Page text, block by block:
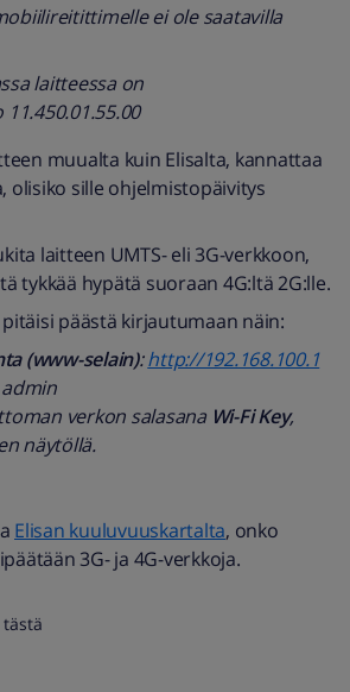
ei ole saatavilla
laitteessa on
muualta kuin Elisalta, kannattaa
olisiko sille ohjelmistopäivitys
laitteen UMTS- eli 3G-verkkoon,
tykkää hypätä suoraan 4G:ltä 2G:lle.
päästä kirjautumaan näin:
(www-selain):http://192.168.100.1
verkon salasana Wi-Fi Key,
näytöllä.
Elisan kuuluvuuskartalta, onko
3G- ja 4G-verkkoja.